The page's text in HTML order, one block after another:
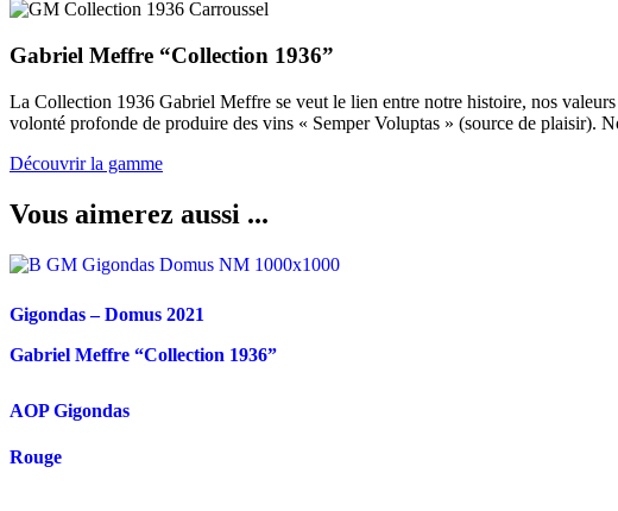
Gabriel Meffre “Collection 1936”
La Collection 1936 Gabriel Meffre se veut le lien entre notre histoire, nos
volonté profonde de produire des vins « Semper Voluptas » (source de plaisir).
Découvrir la gamme
Vous aimerez aussi ...
Gigondas – Domus 2021
Gabriel Meffre “Collection 1936”
AOP Gigondas
Rouge